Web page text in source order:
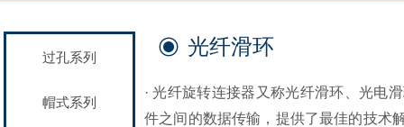
过孔系列
帽式系列
· 光纤旋转连接器又称光纤滑环、光电
件之间的数据传输，提供了最佳的技术
ꀉ 光纤滑环